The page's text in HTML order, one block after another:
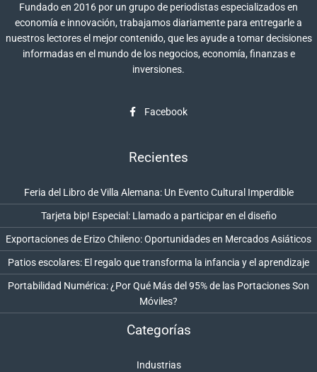
Fundado en 2016 por un grupo de periodistas especializados en
economía e innovación, trabajamos diariamente para entregarle a
nuestros lectores el mejor contenido, que les ayude a tomar decisiones
informadas en el mundo de los negocios, economía, finanzas e
inversiones.
Facebook
Recientes
Feria del Libro de Villa Alemana: Un Evento Cultural Imperdible
Tarjeta bip! Especial: Llamado a participar en el diseño
Exportaciones de Erizo Chileno: Oportunidades en Mercados Asiáticos
Patios escolares: El regalo que transforma la infancia y el aprendizaje
Portabilidad Numérica: ¿Por Qué Más del 95% de las Portaciones Son
Móviles?
Categorías
Industrias